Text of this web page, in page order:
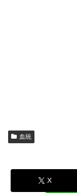
血統
X